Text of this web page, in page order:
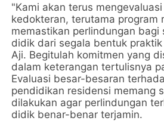
"Kami akan terus
kedokteran, terutama program
memastikan perlindungan bagi
didik dari segala bentuk
Aji. Begitulah komitmen yang
dalam keterangan tertulisnya
Evaluasi besar-besaran
pendidikan residensi memang
dilakukan agar perlindungan
didik benar-benar terjamin.